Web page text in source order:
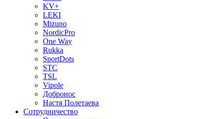
KV+
LEKI
Mizuno
NordicPro
One Way
Rukka
SportDots
STC
TSL
Vipole
Добронос
Настя Полетаева
Сотрудничество